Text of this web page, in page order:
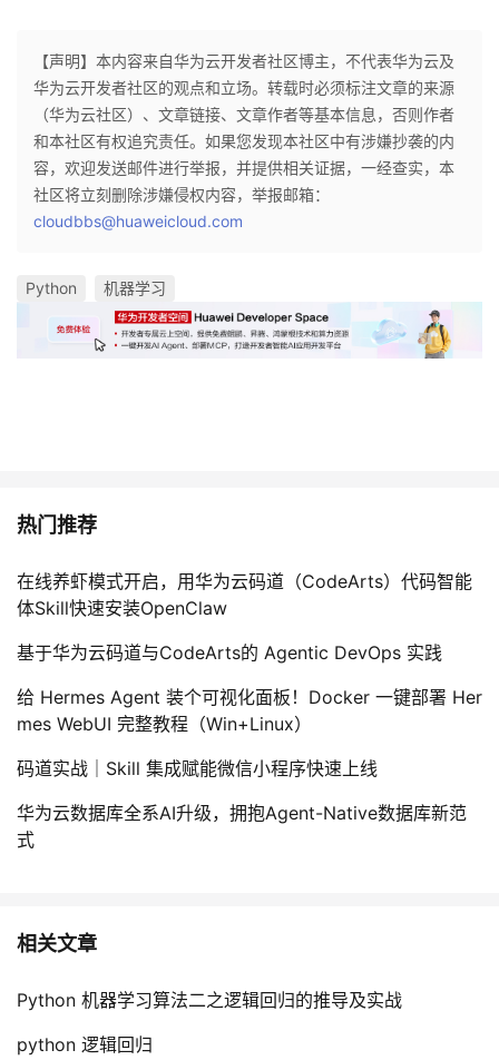
【声明】本内容来自华为云开发者社区博主，不代表华为云及
华为云开发者社区的观点和立场。转载时必须标注文章的来源
（华为云社区）、文章链接、文章作者等基本信息，否则作者
和本社区有权追究责任。如果您发现本社区中有涉嫌抄袭的内
容，欢迎发送邮件进行举报，并提供相关证据，一经查实，本
社区将立刻删除涉嫌侵权内容，举报邮箱：
cloudbbs@huaweicloud.com
Python 机器学习
热门推荐
在线养虾模式开启，用华为云码道（CodeArts）代码智能
体Skill快速安装OpenClaw
基于华为云码道与CodeArts的 Agentic DevOps 实践
给 Hermes Agent 装个可视化面板！Docker 一键部署 Her
mes WebUI 完整教程（Win+Linux）
码道实战｜Skill 集成赋能微信小程序快速上线
华为云数据库全系AI升级，拥抱Agent-Native数据库新范
式
相关文章
Python 机器学习算法二之逻辑回归的推导及实战
python 逻辑回归